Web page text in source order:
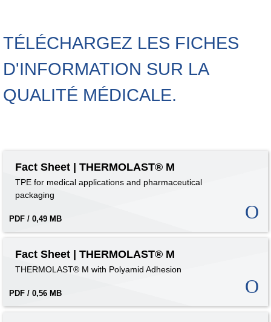
TÉLÉCHARGEZ LES FICHES
D'INFORMATION SUR LA
QUALITÉ MÉDICALE.
Fact Sheet | THERMOLAST® M
TPE for medical applications and pharmaceutical
packaging
PDF / 0,49 MB
Fact Sheet | THERMOLAST® M
THERMOLAST® M with Polyamid Adhesion
PDF / 0,56 MB